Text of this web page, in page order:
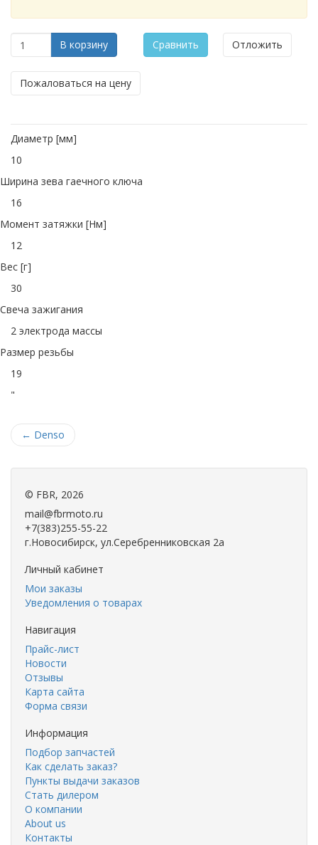
В корзину Сравнить Отложить
Пожаловаться на цену
Диаметр [мм]
10
Ширина зева гаечного ключа
16
Момент затяжки [Нм]
12
Вес [г]
30
Свеча зажигания
2 электрода массы
Размер резьбы
19
"
← Denso
© FBR, 2026
mail@fbrmoto.ru
+7(383)255-55-22
г.Новосибирск, ул.Серебренниковская 2а
Личный кабинет
Мои заказы
Уведомления о товарах
Навигация
Прайс-лист
Новости
Отзывы
Карта сайта
Форма связи
Информация
Подбор запчастей
Как сделать заказ?
Пункты выдачи заказов
Стать дилером
О компании
About us
Контакты